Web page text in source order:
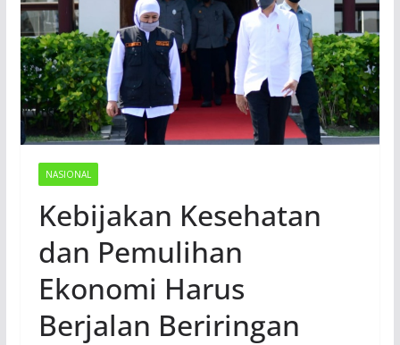
NASIONAL
Kebijakan Kesehatan
dan Pemulihan
Ekonomi Harus
Berjalan Beriringan